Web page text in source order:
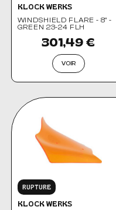
KLOCK WERKS
WINDSHIELD FLARE - 8" -
GREEN 23-24 FLH
301,49 €
VOIR
RUPTURE
KLOCK WERKS